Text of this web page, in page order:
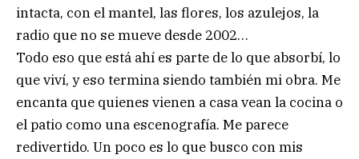
intacta, con el mantel, las flores, los azulejos, la
radio que no se mueve desde 2002…
Todo eso que está ahí es parte de lo que absorbí, lo
que viví, y eso termina siendo también mi obra. Me
encanta que quienes vienen a casa vean la cocina o
el patio como una escenografía. Me parece
redivertido. Un poco es lo que busco con mis